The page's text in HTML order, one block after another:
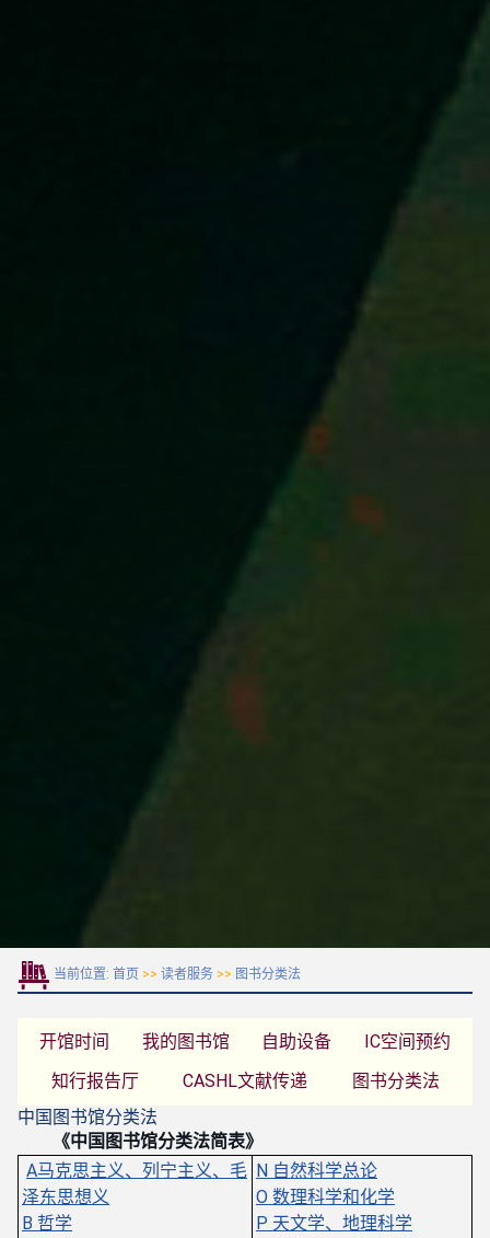
当前位置: 首页 >> 读者服务 >> 图书分类法
中国图书馆分类法
《中国图书馆分类法简表》
A马克思主义、列宁主义、毛
泽东思想义
B 哲学
N 自然科学总论
O 数理科学和化学
P 天文学、地理科学
开馆时间 我的图书馆 自助设备
IC空间预约
知行报告厅
CASHL文献传递 图书分类法